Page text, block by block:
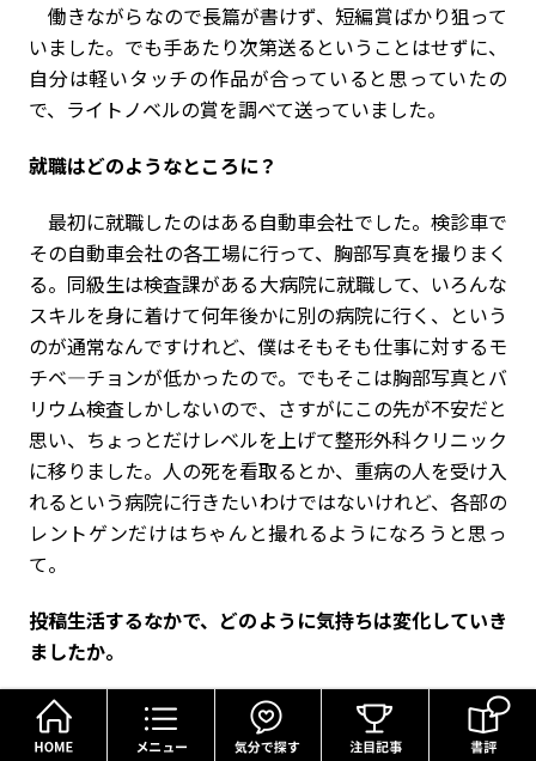
働きながらなので長篇が書けず、短編賞ばかり狙って
いました。でも手あたり次第送るということはせずに、
自分は軽いタッチの作品が合っていると思っていたの
で、ライトノベルの賞を調べて送っていました。
――就職はどのようなところに？
最初に就職したのはある自動車会社でした。検診車で
その自動車会社の各工場に行って、胸部写真を撮りまく
る。同級生は検査課がある大病院に就職して、いろんな
スキルを身に着けて何年後かに別の病院に行く、という
のが通常なんですけれど、僕はそもそも仕事に対するモ
チベ―チョンが低かったので。でもそこは胸部写真とバ
リウム検査しかしないので、さすがにこの先が不安だと
思い、ちょっとだけレベルを上げて整形外科クリニック
に移りました。人の死を看取るとか、重病の人を受け入
れるという病院に行きたいわけではないけれど、各部の
レントゲンだけはちゃんと撮れるようになろうと思っ
て。
――投稿生活するなかで、どのように気持ちは変化していき
ましたか。
もっと上手くなりたいと思いました。一度送って駄目
だった作品を読み直しているうちに「ここが変だな」と